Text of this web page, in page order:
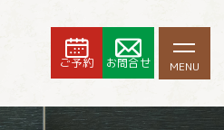
予約
ご予約 お問合せ MENU